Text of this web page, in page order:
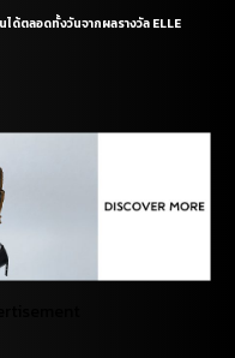
ด้ตลอดทั้งวันจากผลรางวัล ELLE